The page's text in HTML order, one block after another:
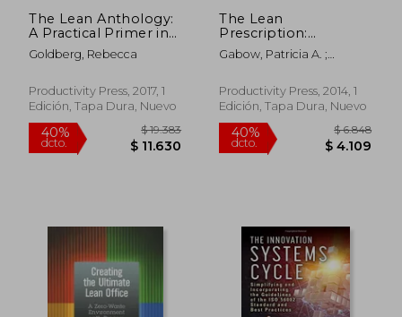
40%
dcto.
$ 3.847 40%
dcto.
The Lean Anthology:
A Practical Primer in
Continual
Improvement (en
Goldberg, Rebecca
Productivity Press, 2017, 1
Edición, Tapa Dura, Nuevo
The Lean
Prescription:
Powerful Medicine
for Our Ailing
(en Inglés)
Gabow, Patricia A. ;
Productivity Press, 2014, 1
Edición, Tapa Dura, Nuevo